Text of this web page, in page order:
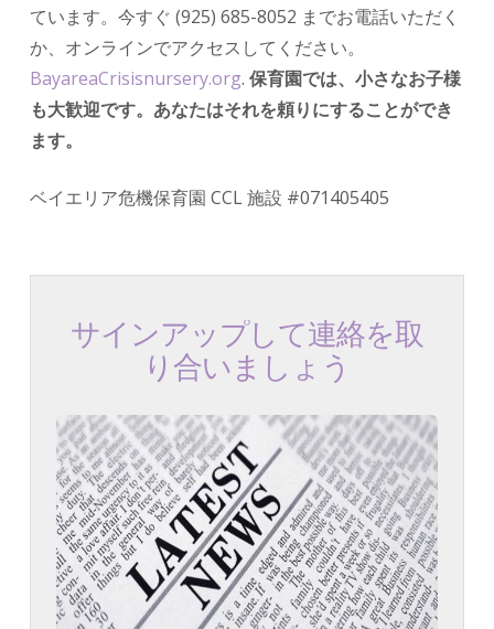
ています。今すぐ (925) 685-8052 までお電話いただく
か、オンラインでアクセスしてください。
BayareaCrisisnursery.org. 保育園では、小さなお子様
も大歓迎です。あなたはそれを頼りにすることができ
ます。
ベイエリア危機保育園 CCL 施設 #071405405
サインアップして連絡を取
り合いましょう